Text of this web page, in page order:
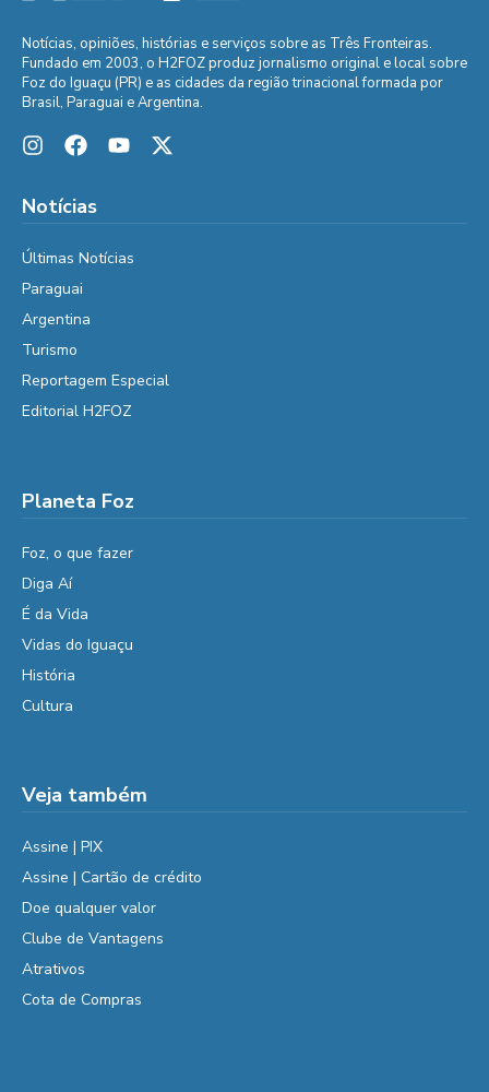
Notícias, opiniões, histórias e serviços sobre as Três Fronteiras.
Fundado em 2003, o H2FOZ produz jornalismo original e local sobre
Foz do Iguaçu (PR) e as cidades da região trinacional formada por
Brasil, Paraguai e Argentina.
Notícias
Últimas Notícias
Paraguai
Argentina
Turismo
Reportagem Especial
Editorial H2FOZ
Planeta Foz
Foz, o que fazer
Diga Aí
É da Vida
Vidas do Iguaçu
História
Cultura
Veja também
Assine | PIX
Assine | Cartão de crédito
Doe qualquer valor
Clube de Vantagens
Atrativos
Cota de Compras